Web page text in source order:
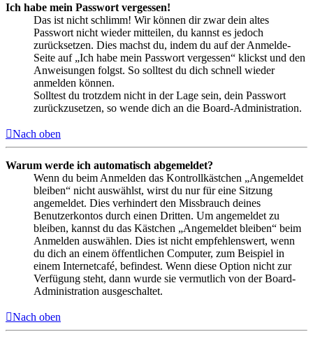
Ich habe mein Passwort vergessen!
Das ist nicht schlimm! Wir können dir zwar dein altes
Passwort nicht wieder mitteilen, du kannst es jedoch
zurücksetzen. Dies machst du, indem du auf der Anmelde-
Seite auf „Ich habe mein Passwort vergessen“ klickst und den
Anweisungen folgst. So solltest du dich schnell wieder
anmelden können.
Solltest du trotzdem nicht in der Lage sein, dein Passwort
zurückzusetzen, so wende dich an die Board-Administration.
Nach oben
Warum werde ich automatisch abgemeldet?
Wenn du beim Anmelden das Kontrollkästchen „Angemeldet
bleiben“ nicht auswählst, wirst du nur für eine Sitzung
angemeldet. Dies verhindert den Missbrauch deines
Benutzerkontos durch einen Dritten. Um angemeldet zu
bleiben, kannst du das Kästchen „Angemeldet bleiben“ beim
Anmelden auswählen. Dies ist nicht empfehlenswert, wenn
du dich an einem öffentlichen Computer, zum Beispiel in
einem Internetcafé, befindest. Wenn diese Option nicht zur
Verfügung steht, dann wurde sie vermutlich von der Board-
Administration ausgeschaltet.
Nach oben